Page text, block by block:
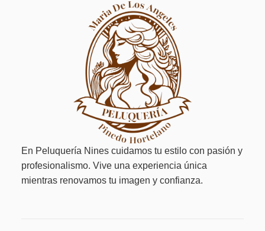
En Peluquería Nines cuidamos tu estilo con pasión y
profesionalismo. Vive una experiencia única
mientras renovamos tu imagen y confianza.